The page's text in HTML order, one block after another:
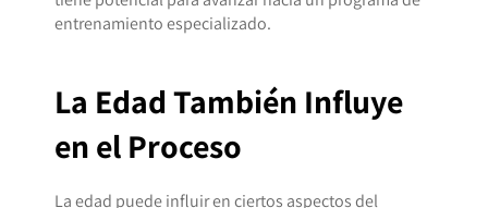
entrenamiento especializado.
La Edad También Influye
en el Proceso
La edad puede influir en ciertos aspectos del